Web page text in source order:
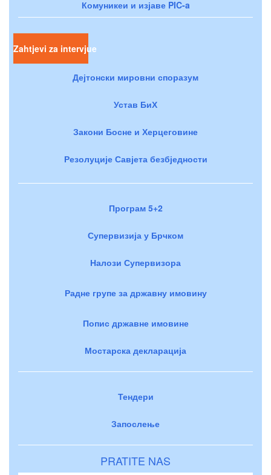
Комуникеи и изјаве PIC-a
Zahtjevi za intervjue
Дејтонски мировни споразум
Устав БиХ
Закони Босне и Херцеговине
Резолуције Савјета безбједности
Програм 5+2
Супервизија у Брчком
Налози Супервизора
Радне групе за државну имовину
Попис државне имовине
Мостарска декларација
Тендери
Запослење
PRATITE NAS